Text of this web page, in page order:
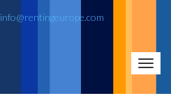
info@rentingeurope.com